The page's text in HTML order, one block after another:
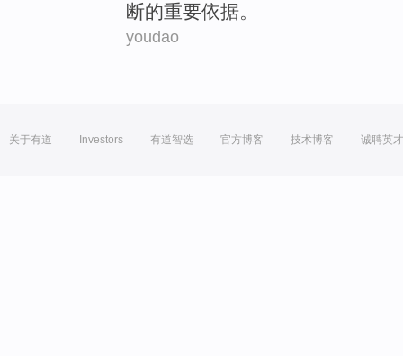
断的重要依据。
youdao
关于有道 Investors 有道智选 官方博客 技术博客 诚聘英才